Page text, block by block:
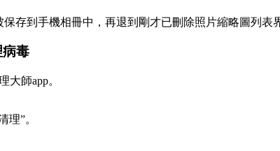
存到手機相冊中，再退到剛才已刪除照片縮略圖列
病毒
大師app。
理”。